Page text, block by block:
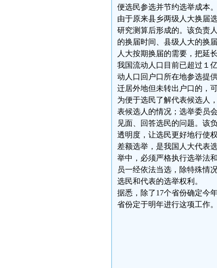
便选民参选并节约选举成本
由于原来县乡两级人大换届
研究测算后形成的。该负责
的换届时间、县级人大的换
人大按期换届的需要，把延
我国流动人口目前已超过１
动人口回户口所在地参选提
迁居外地但未转出户口的，
为便于选民了解代表候选人
表候选人的情况；选举委员
见面、回答选民的问题。该
透明度，让选民更好地行使
差额选举，是我国人大代表
举中，必须严格执行选举法
员一经依法当选，除特殊情
选民和代表的选举权利。
据悉，除了17个省份确定今
省份定于明年进行这项工作